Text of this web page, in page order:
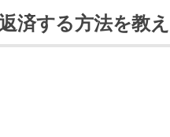
済する方法を教